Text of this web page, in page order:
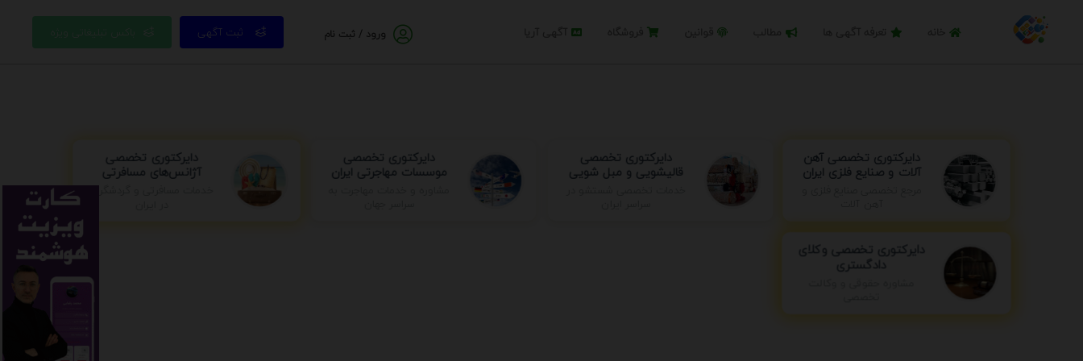
ثبت آگهی ورود / ثبت نام
دایرکتوری تخصصی آهن
آلات و صنایع فلزی ایران
دایرکتوری تخصصی
قالیشویی و مبل شویی
دایرکتوری تخصصی
موسسات مهاجرتی ایران
دایرکتوری تخصصی
آژانس‌های مسافرتی
خدمات مسافرتی و گردشگری
دایرکتوری تخصصی وکلای
دادگستری